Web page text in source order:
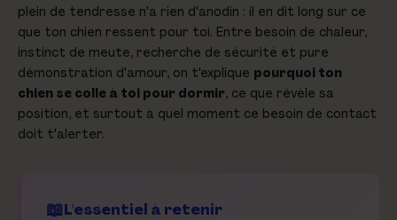
plein de tendresse n'a rien d'anodin : il en dit long sur ce
que ton chien ressent pour toi. Entre besoin de chaleur,
instinct de meute, recherche de sécurité et pure
démonstration d'amour, on t'explique pourquoi ton
chien se colle à toi pour dormir, ce que révèle sa
position, et surtout à quel moment ce besoin de contact
doit t'alerter.
L'essentiel à retenir